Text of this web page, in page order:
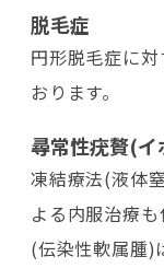
脱毛症
円形脱毛症に
おります。
尋常性疣贅(イ
凍結療法(液体
よる内服治療
(伝染性軟属腫)